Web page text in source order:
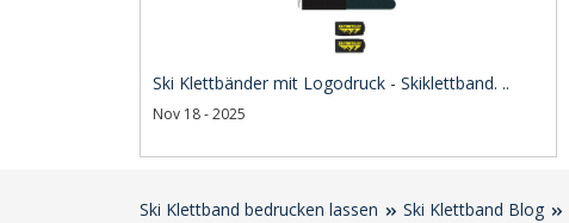
Ski Klettbänder mit Logodruck - Skiklettband. ..
Nov 18 - 2025
Ski Klettband bedrucken lassen Ski Klettband Blog